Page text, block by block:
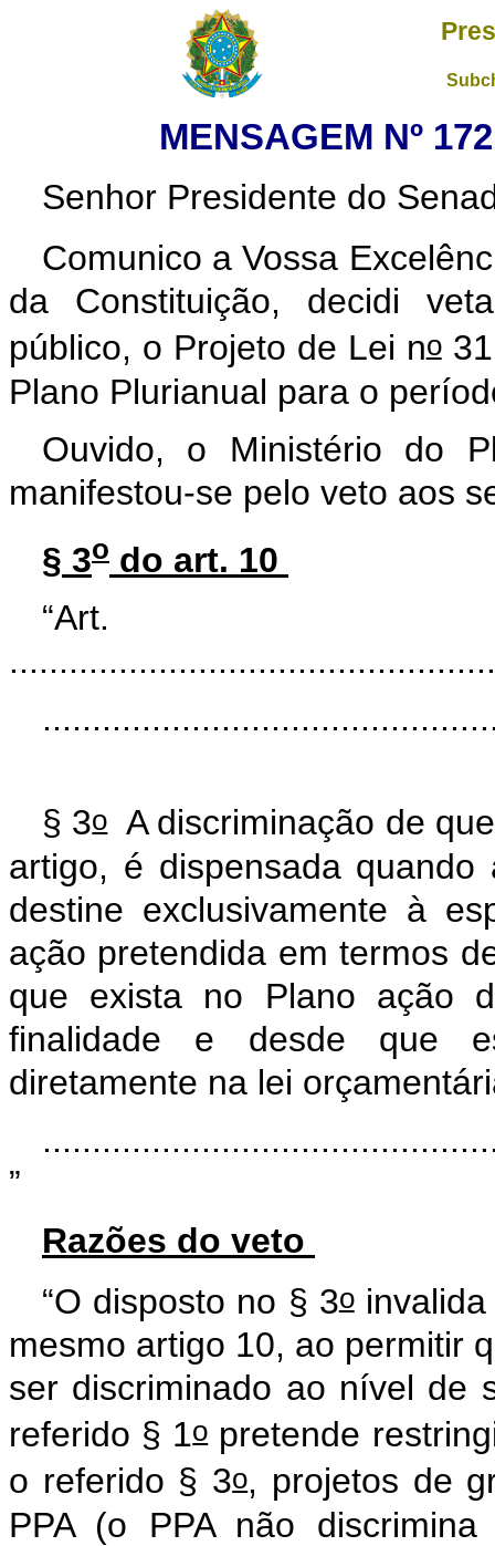
MENSAGEM Nº
Senhor Presidente do
Comunico a Vossa
da Constituição, decidi
público, o Projeto de Lei no
Plano Plurianual para o
Ouvido, o Ministério do
manifestou-se pelo veto aos
§ 3o do art. 10
§ 3oA discriminação de
artigo, é dispensada
destine exclusivamente à
ação pretendida em termos
que exista no Plano ação
finalidade e desde que
diretamente na lei
”
Razões do veto
“O disposto no § 3oinvalida
mesmo artigo 10, ao permitir
ser discriminado ao nível de
referido § 1opretende
o referido § 3o, projetos de
PPA (o PPA não